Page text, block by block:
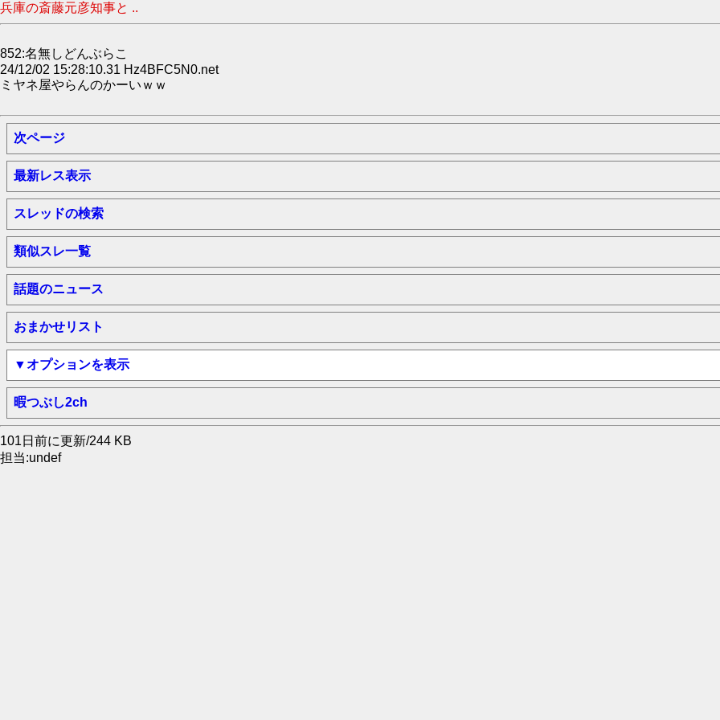
兵庫の斎藤元彦知事と ..
852:名無しどんぶらこ
24/12/02 15:28:10.31 Hz4BFC5N0.net
ミヤネ屋やらんのかーいｗｗ
次ページ
最新レス表示
スレッドの検索
類似スレ一覧
話題のニュース
おまかせリスト
▼オプションを表示
暇つぶし2ch
101日前に更新/244 KB
担当:undef